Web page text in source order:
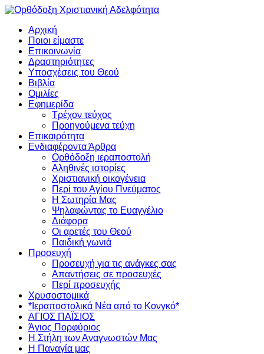
Αρχική
Ποιοι είμαστε
Επικοινωνία
Δραστηριότητες
Υποσχέσεις του Θεού
Βιβλία
Ομιλίες
Εφημερίδα
Τρέχον τεύχος
Προηγούμενα τεύχη
Επικαιρότητα
Ενδιαφέροντα Άρθρα
Ορθόδοξη ιεραποστολή
Αληθινές ιστορίες
Χριστιανική οικογένεια
Περί του Αγίου Πνεύματος
Η Σωτηρία Μας
Ψηλαφώντας το Ευαγγέλιο
Διάφορα
Οι αρετές του Θεού
Παιδική γωνιά
Προσευχή
Προσευχή για τις ανάγκες σας
Απαντήσεις σε προσευχές
Περί προσευχής
Χρυσοστομικά
*Ιεραποστολικά Νέα από το Κονγκό*
ΑΓΙΟΣ ΠΑΪΣΙΟΣ
Άγιος Πορφύριος
Η Στήλη των Αναγνωστών Mας
Η Παναγία μας